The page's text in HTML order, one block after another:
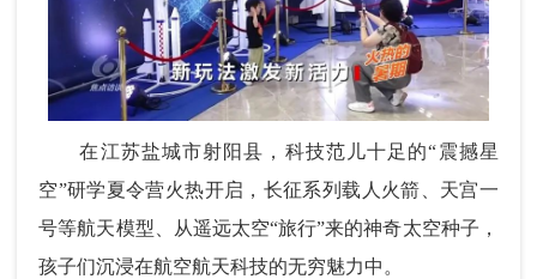
在江苏盐城市射阳县，科技范儿十足的“震撼星
空”研学夏令营火热开启，长征系列载人火箭、天宫一
号等航天模型、从遥远太空“旅行”来的神奇太空种子，
孩子们沉浸在航空航天科技的无穷魅力中。